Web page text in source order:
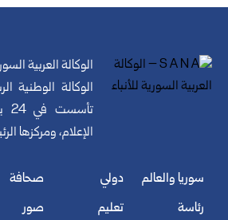
الوكالة العربية
الوكالة الوطنية
الإعلام، ومركزها
سوريا والعالم
رئاسة
دولي
تعليم
صحافة
صور